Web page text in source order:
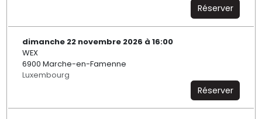
Réserver
dimanche 22 novembre 2026 à 16:00
WEX
6900 Marche-en-Famenne
Luxembourg
Réserver